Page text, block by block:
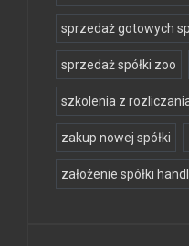
sprzedaż gotowych
sprzedaż spółki zoo
szkolenia z
zakup nowej spółki
założenie spółki